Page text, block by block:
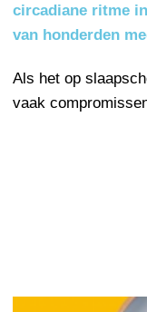
circadiane ritme
van honderden
Als het op
vaak